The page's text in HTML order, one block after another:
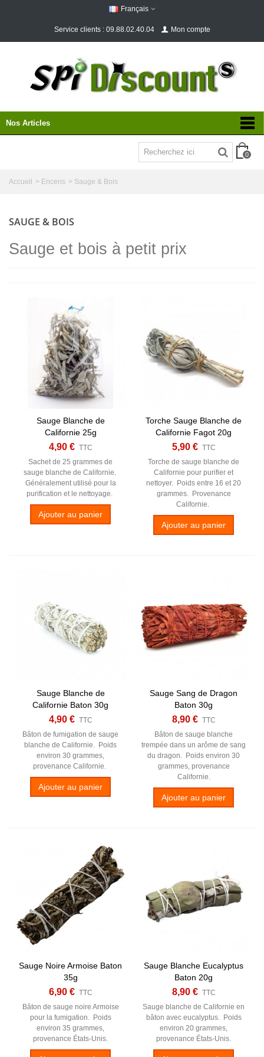
Français
Service clients : 09.88.02.40.04 Mon compte
Nos Articles
0
Accueil > Encens > Sauge & Bois
SAUGE & BOIS
Sauge et bois à petit prix
Sauge Blanche de
Californie 25g
4,90 € TTC
Sachet de 25 grammes de
sauge blanche de Californie.
Généralement utilisé pour la
purification et le nettoyage.
Ajouter au panier
Torche Sauge Blanche de
Californie Fagot 20g
5,90 € TTC
Torche de sauge blanche de
Californie pour purifier et
nettoyer. Poids entre 16 et 20
grammes. Provenance
Californie.
Ajouter au panier
Sauge Blanche de
Californie Baton 30g
4,90 € TTC
Bâton de fumigation de sauge
blanche de Californie. Poids
environ 30 grammes,
provenance Californie.
Ajouter au panier
Sauge Sang de Dragon
Baton 30g
8,90 € TTC
Bâton de sauge blanche
trempée dans un arôme de sang
du dragon. Poids environ 30
grammes, provenance
Californie.
Ajouter au panier
Sauge Noire Armoise Baton
35g
6,90 € TTC
Bâton de sauge noire Armoise
pour la fumigation. Poids
environ 35 grammes,
provenance États-Unis.
Sauge Blanche Eucalyptus
Baton 20g
8,90 € TTC
Sauge blanche de Californie en
bâton avec eucalyptus. Poids
environ 20 grammes,
provenance États-Unis.